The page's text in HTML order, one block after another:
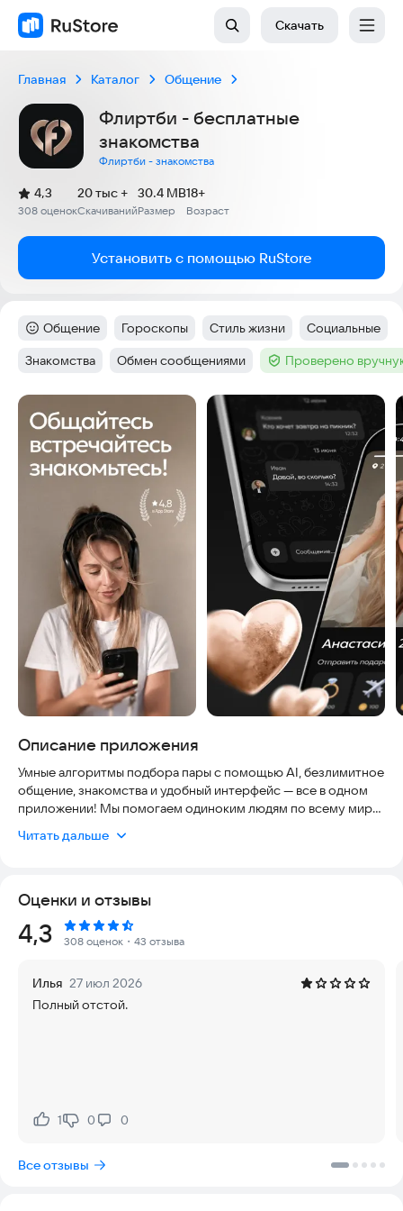
Скачать
Главная Каталог Общение
Флиртби - бесплатные
знакомства
Флиртби - знакомства
Рейтинг:
4,3
(
308 оценок
)
Скачиваний
20 тыс +
Размер
30.4 MB
Возраст
18+
Установить с помощью RuStore
Категория:
Общение Тег:
Гороскопы Тег:
Стиль жизни Тег:
Социальные
Тег:
Знакомства Тег:
Обмен сообщениями Тег :Проверено
Скриншоты
Описание приложения
Умные алгоритмы подбора пары с помощью AI, безлимитное
общение, знакомства и удобный интерфейс — все в одном
приложении! Мы помогаем одиноким людям по всему миру
находить настоящую любовь, более 1 миллиона реальных
Воронеж уже активно пользуются приложением. А что еще:
Регистрируйся и верифицируй свой аккаунт, загружай
фотографии, напиши немного о себе, настрой фильтры и
людей, которые лучше всего подходят именно тебе.
Общение с теми, кто разделяет твои взгляды на жизнь,
Читать дальше
Оценки и отзывы
Рейтинг:
4,3 308 оценок ・43 отзыва
Илья 27 июл 2026
Полный отстой.
Нравится:
1Не нравится:
0 0
Все отзывы